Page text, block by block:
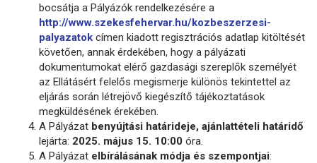
bocsátja a Pályázók rendelkezésére a
http://www.szekesfehervar.hu/kozbeszerzesi-
palyazatok címen kiadott regisztrációs adatlap kitöltését
követően, annak érdekében, hogy a pályázati
dokumentumokat elérő gazdasági szereplők személyét
az Ellátásért felelős megismerje különös tekintettel az
eljárás során létrejövő kiegészítő tájékoztatások
megküldésének érekében.
A Pályázat benyújtási határideje, ajánlattételi határidő
lejárta: 2025. május 15. 10:00 óra.
A Pályázat elbírálásának módja és szempontjai: